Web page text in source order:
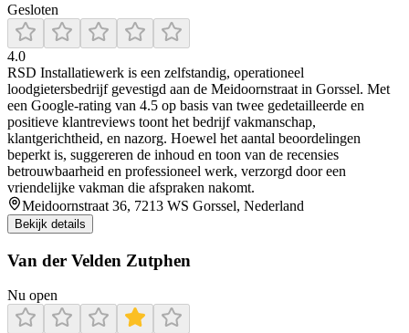
Gesloten
4.0
RSD Installatiewerk is een zelfstandig, operationeel
loodgietersbedrijf gevestigd aan de Meidoornstraat in Gorssel. Met
een Google-rating van 4.5 op basis van twee gedetailleerde en
positieve klantreviews toont het bedrijf vakmanschap,
klantgerichtheid, en nazorg. Hoewel het aantal beoordelingen
beperkt is, suggereren de inhoud en toon van de recensies
betrouwbaarheid en professioneel werk, verzorgd door een
vriendelijke vakman die afspraken nakomt.
Meidoornstraat 36, 7213 WS Gorssel, Nederland
Bekijk details
Van der Velden Zutphen
Nu open